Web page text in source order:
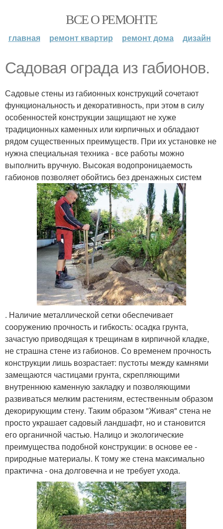
ВСЕ О РЕМОНТЕ
главная ремонт квартир ремонт дома дизайн
Садовая ограда из габионов.
Садовые стены из габионных конструкций сочетают
функциональность и декоративность, при этом в силу
особенностей конструкции защищают не хуже
традиционных каменных или кирпичных и обладают
рядом существенных преимуществ. При их установке не
нужна специальная техника - все работы можно
выполнить вручную. Высокая водопроницаемость
габионов позволяет обойтись без дренажных систем
. Наличие металлической сетки обеспечивает
сооружению прочность и гибкость: осадка грунта,
зачастую приводящая к трещинам в кирпичной кладке,
не страшна стене из габионов. Со временем прочность
конструкции лишь возрастает: пустоты между камнями
замещаются частицами грунта, скрепляющими
внутреннюю каменную закладку и позволяющими
развиваться мелким растениям, естественным образом
декорирующим стену. Таким образом "Живая" стена не
просто украшает садовый ландшафт, но и становится
его органичной частью. Налицо и экологические
преимущества подобной конструкции: в основе ее -
природные материалы. К тому же стена максимально
практична - она долговечна и не требует ухода.